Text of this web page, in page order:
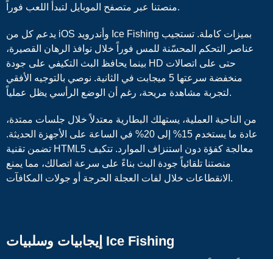
منصتنا عبر متصفح الموبايل لتبدأ اللعب فوراً.
يدعم كل من iOS وأندرويد Ice Fishing بميزات كاملة. تستجيب
عناصر التحكم المحسّنة للمس فوراً خلال نوافذ الرهان القصيرة،
بينما يحافظ البث التكيفي على جودة HD حتى على اتصالات
منخفضة سرعتها 5 ميجابت في الثانية. نوصي بالتوجيه الأفقي
لتجربة مشاهدة مريحة، رغم أن الوضع الرأسي يظل عملياً.
من الناحية العملية، يستهلك البطارية معتدلاً خلال جلسات ممتدة،
عادة ما يستخدم 15% إلى 20% في الساعة على الأجهزة الحديثة.
تضمن تقنية HTML5 معالجة كفؤة دون استنزاف الموارد. تتكيف
منصتنا تلقائياً جودة البث بناءً على سرعة اتصالك، مما يمنع
الانقطاعات خلال لفات العجلة الحرجة أو جولات المكافآت.
إيجابيات وسلبيات Ice Fishing